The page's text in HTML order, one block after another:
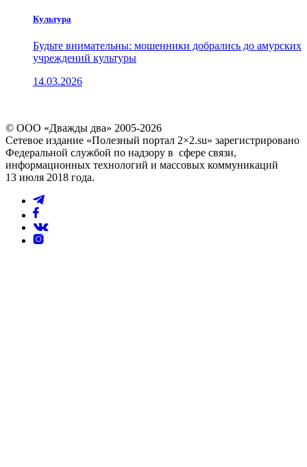
Культура
Будьте внимательны: мошенники добрались до амурских
учреждений культуры
14.03.2026
© ООО «Дважды два» 2005-2026
Сетевое издание «Полезный портал 2×2.su» зарегистрировано
Федеральной службой по надзору в сфере связи,
информационных технологий и массовых коммуникаций
13 июля 2018 года.